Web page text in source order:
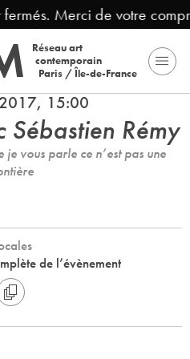
Merci de votre
Réseau art
contemporain
Paris / Île-de-France
15:00
Sébastien Rémy
je vous parle ce n’est pas une
de l’évènement